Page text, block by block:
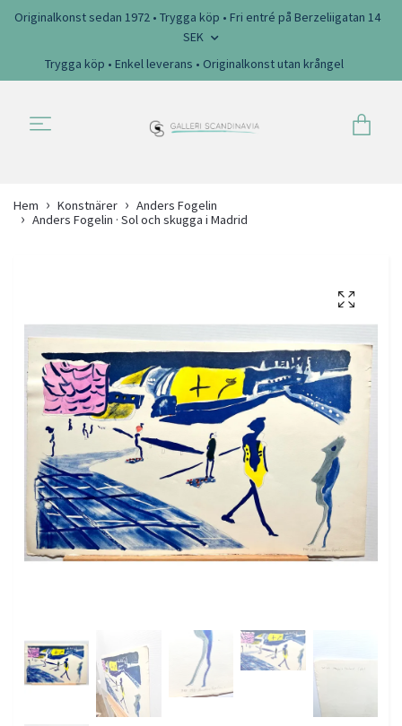
Originalkonst sedan 1972 • Trygga köp • Fri entré på Berzeliigatan 14
SEK
Trygga köp • Enkel leverans • Originalkonst utan krångel
Hem Konstnärer
Anders Fogelin
Anders Fogelin · Sol och skugga i Madrid